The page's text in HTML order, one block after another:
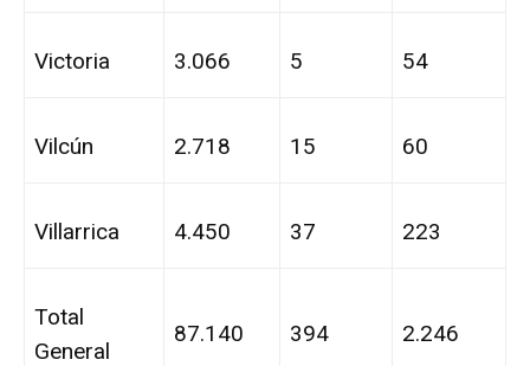
Victoria 3.066 5 54
Vilcún 2.718 15 60
Villarrica 4.450 37 223
Total
General
87.140 394 2.246